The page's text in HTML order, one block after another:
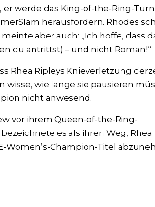
er werde das King-of-the-Ring-
herausfordern. Rhodes
aber auch: „Ich hoffe, dass
du antrittst) – und nicht Roman!“
Rhea Ripleys Knieverletzung
wie lange sie pausieren
nicht anwesend.
vor ihrem Queen-of-the-Ring-
es als ihren Weg, Rhea
Women’s-Champion-Titel